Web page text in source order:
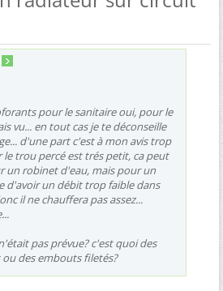
pour le sanitaire oui, pour le
vu... en tout cas je te déconseille
d'une part c'est à mon avis trop
le trou percé est trés petit, ca peut
un robinet d'eau, mais pour un
d'avoir un débit trop faible dans
il ne chauffera pas assez...
pas prévue? c'est quoi des
des embouts filetés?